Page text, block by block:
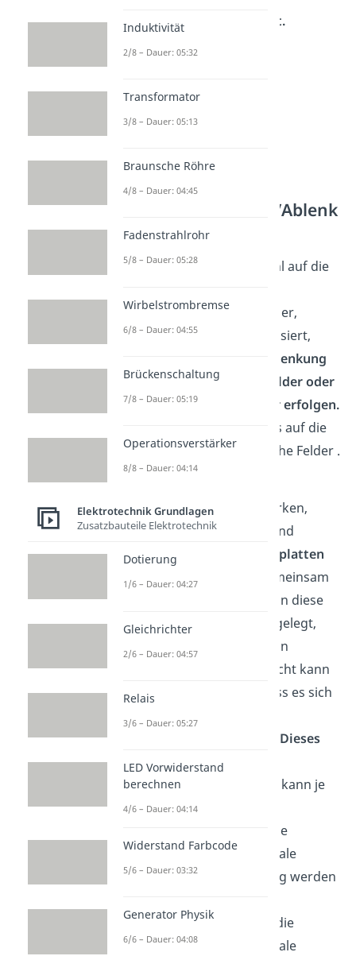
Geschwindigkeit konstant.
Ablenkvorrichtung/Ablenk
kondensator
Damit der Elektronenstrahl auf die
Leuchtschirms trifft, muss er,
nachdem er die Anode passiert,
Die Ablenkung
kann durch elektrische Felder oder
durch magnetische Felder erfolgen.
Hier konzentrieren wir uns auf die
Ablenkung durch elektrische Felder .
Elektronenstrahls zu bewirken,
werden zwischen Anode und
Leuchtschirm
zwei Ablenkplatten
gebracht. Diese bilden gemeinsam
einen Kondensator. Wird an diese
Platten eine Spannung angelegt,
entsteht zwischen ihnen ein
elektrisches Feld. Vereinfacht kann
angenommen werden, dass es sich
dabei um ein
Dieses
elektrische Feld lenkt den
Elektronenstahl ab
. Dabei kann je
nach Positionierung der
Ablenkplatten eine vertikale
beziehungsweise horizontale
Ablenkung erfolgen. Häufig werden
Ablenkplatten sowohl für die
horizontale als auch vertikale
Induktivität
2/8 – Dauer: 05:32
Transformator
3/8 – Dauer: 05:13
Braunsche Röhre
4/8 – Dauer: 04:45
Fadenstrahlrohr
5/8 – Dauer: 05:28
Wirbelstrombremse
6/8 – Dauer: 04:55
Brückenschaltung
7/8 – Dauer: 05:19
Operationsverstärker
8/8 – Dauer: 04:14
Elektrotechnik Grundlagen
Zusatzbauteile Elektrotechnik
Dotierung
1/6 – Dauer: 04:27
Gleichrichter
2/6 – Dauer: 04:57
Relais
3/6 – Dauer: 05:27
LED Vorwiderstand
berechnen
4/6 – Dauer: 04:14
Widerstand Farbcode
5/6 – Dauer: 03:32
Generator Physik
6/6 – Dauer: 04:08